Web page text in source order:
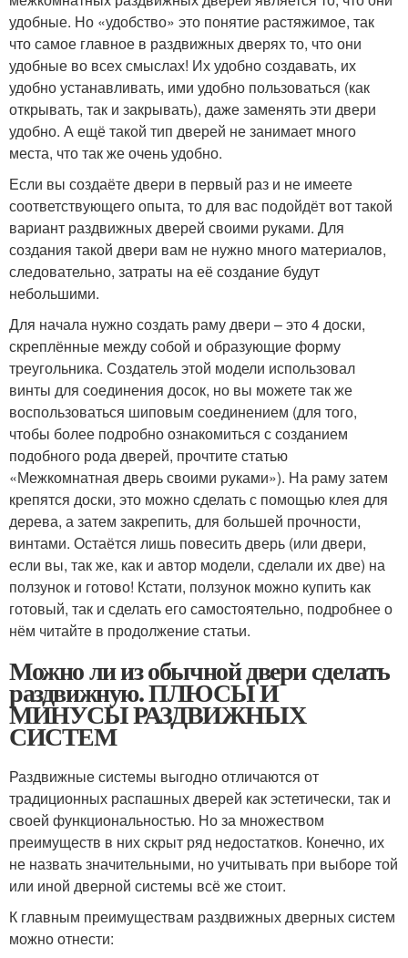
удобные. Но «удобство» это понятие растяжимое, так
что самое главное в раздвижных дверях то, что они
удобные во всех смыслах! Их удобно создавать, их
удобно устанавливать, ими удобно пользоваться (как
открывать, так и закрывать), даже заменять эти двери
удобно. А ещё такой тип дверей не занимает много
места, что так же очень удобно.
Если вы создаёте двери в первый раз и не имеете
соответствующего опыта, то для вас подойдёт вот такой
вариант раздвижных дверей своими руками. Для
создания такой двери вам не нужно много материалов,
следовательно, затраты на её создание будут
небольшими.
Для начала нужно создать раму двери – это 4 доски,
скреплённые между собой и образующие форму
треугольника. Создатель этой модели использовал
винты для соединения досок, но вы можете так же
воспользоваться шиповым соединением (для того,
чтобы более подробно ознакомиться с созданием
подобного рода дверей, прочтите статью
«Межкомнатная дверь своими руками»). На раму затем
крепятся доски, это можно сделать с помощью клея для
дерева, а затем закрепить, для большей прочности,
винтами. Остаётся лишь повесить дверь (или двери,
если вы, так же, как и автор модели, сделали их две) на
ползунок и готово! Кстати, ползунок можно купить как
готовый, так и сделать его самостоятельно, подробнее о
нём читайте в продолжение статьи.
Можно ли из обычной двери сделать
раздвижную. ПЛЮСЫ И
МИНУСЫ РАЗДВИЖНЫХ
СИСТЕМ
Раздвижные системы выгодно отличаются от
традиционных распашных дверей как эстетически, так и
своей функциональностью. Но за множеством
преимуществ в них скрыт ряд недостатков. Конечно, их
не назвать значительными, но учитывать при выборе той
или иной дверной системы всё же стоит.
К главным преимуществам раздвижных дверных систем
можно отнести: